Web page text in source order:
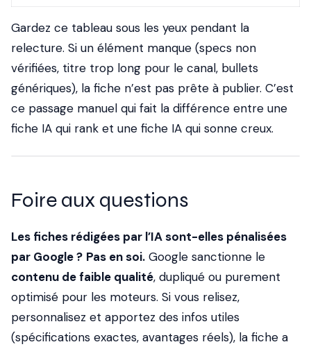
Gardez ce tableau sous les yeux pendant la
relecture. Si un élément manque (specs non
vérifiées, titre trop long pour le canal, bullets
génériques), la fiche n’est pas prête à publier. C’est
ce passage manuel qui fait la différence entre une
fiche IA qui rank et une fiche IA qui sonne creux.
Foire aux questions
Les fiches rédigées par l’IA sont-elles pénalisées
par Google ? Pas en soi. Google sanctionne le
contenu de faible qualité, dupliqué ou purement
optimisé pour les moteurs. Si vous relisez,
personnalisez et apportez des infos utiles
(spécifications exactes, avantages réels), la fiche a